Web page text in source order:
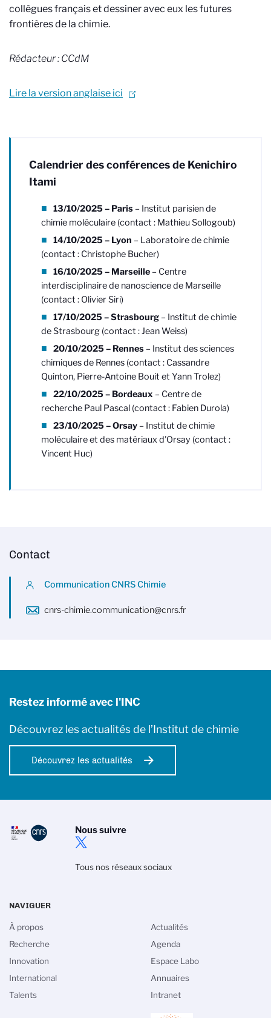
collègues français et dessiner avec eux les futures
frontières de la chimie.
Rédacteur : CCdM
Lire la version anglaise ici
Calendrier des conférences de Kenichiro
Itami
13/10/2025 – Paris – Institut parisien de
chimie moléculaire (contact : Mathieu Sollogoub)
14/10/2025 – Lyon – Laboratoire de chimie
(contact : Christophe Bucher)
16/10/2025 – Marseille – Centre
interdisciplinaire de nanoscience de Marseille
(contact : Olivier Siri)
17/10/2025 – Strasbourg – Institut de chimie
de Strasbourg (contact : Jean Weiss)
20/10/2025 – Rennes – Institut des sciences
chimiques de Rennes (contact : Cassandre
Quinton, Pierre-Antoine Bouit et Yann Trolez)
22/10/2025 – Bordeaux – Centre de
recherche Paul Pascal (contact : Fabien Durola)
23/10/2025 – Orsay – Institut de chimie
moléculaire et des matériaux d'Orsay (contact :
Vincent Huc)
Contact
Communication CNRS Chimie
cnrs-chimie.communication@cnrs.fr
Restez informé avec l'INC
Découvrez les actualités de l’Institut de chimie
Découvrez les actualités
Nous suivre
Tous nos réseaux sociaux
NAVIGUER
À propos
Recherche
Innovation
International
Talents
Actualités
Agenda
Espace Labo
Annuaires
Intranet